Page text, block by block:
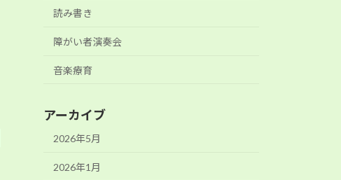
読み書き
障がい者演奏会
音楽療育
アーカイブ
2026年5月
2026年1月